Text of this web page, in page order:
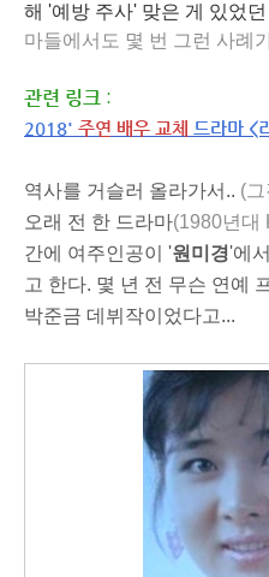
해 '예방 주사' 맞은 게 있었
마들에서도 몇 번 그런 사례
관련 링크 :
2018' 주연 배우 교체 드라마 <
역사를 거슬러 올라가서.. (
오래 전 한 드라마(1980년대
간에 여주인공이 '원미경'에
고 한다. 몇 년 전 무슨 연예
박준금 데뷔작이었다고...